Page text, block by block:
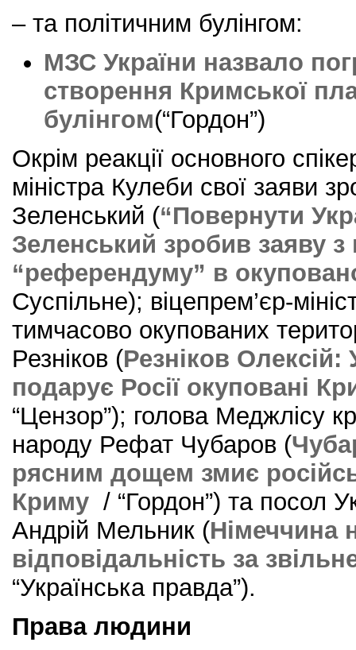
– та політичним булінгом:
МЗС України назвало
створення Кримської
булінгом(“Гордон”)
Окрім реакції основного
міністра Кулеби свої заяви
Зеленський (“Повернути
Зеленський зробив заяву з
“референдуму” в
Суспільне); віцепрем’єр-
тимчасово окупованих
Резніков (Резніков Олексій:
подарує Росії окуповані
“Цензор”); голова Меджлісу
народу Рефат Чубаров (
рясним дощем змиє
Криму / “Гордон”) та посол
Андрій Мельник (Німеччина
відповідальність за
“Українська правда”).
Права людини